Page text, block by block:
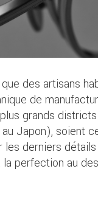
des artisans
de
grands
Japon), soient
derniers
perfection au